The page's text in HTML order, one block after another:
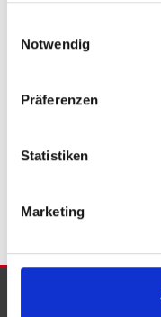
Notwendig
Präferenzen
Statistiken
Marketing
Minden
526 m²
PARTNER